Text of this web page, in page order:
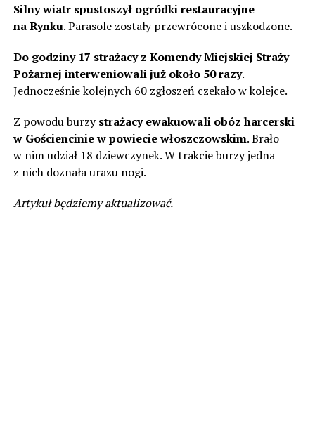
Silny wiatr spustoszył ogródki restauracyjne
na Rynku. Parasole zostały przewrócone i uszkodzone.
Do godziny 17 strażacy z Komendy Miejskiej Straży
Pożarnej interweniowali już około 50 razy.
Jednocześnie kolejnych 60 zgłoszeń czekało w kolejce.
Z powodu burzystrażacy ewakuowali obóz harcerski
w Gościencinie w powiecie włoszczowskim. Brało
w nim udział 18 dziewczynek. W trakcie burzy jedna
z nich doznała urazu nogi.
Artykuł będziemy aktualizować.